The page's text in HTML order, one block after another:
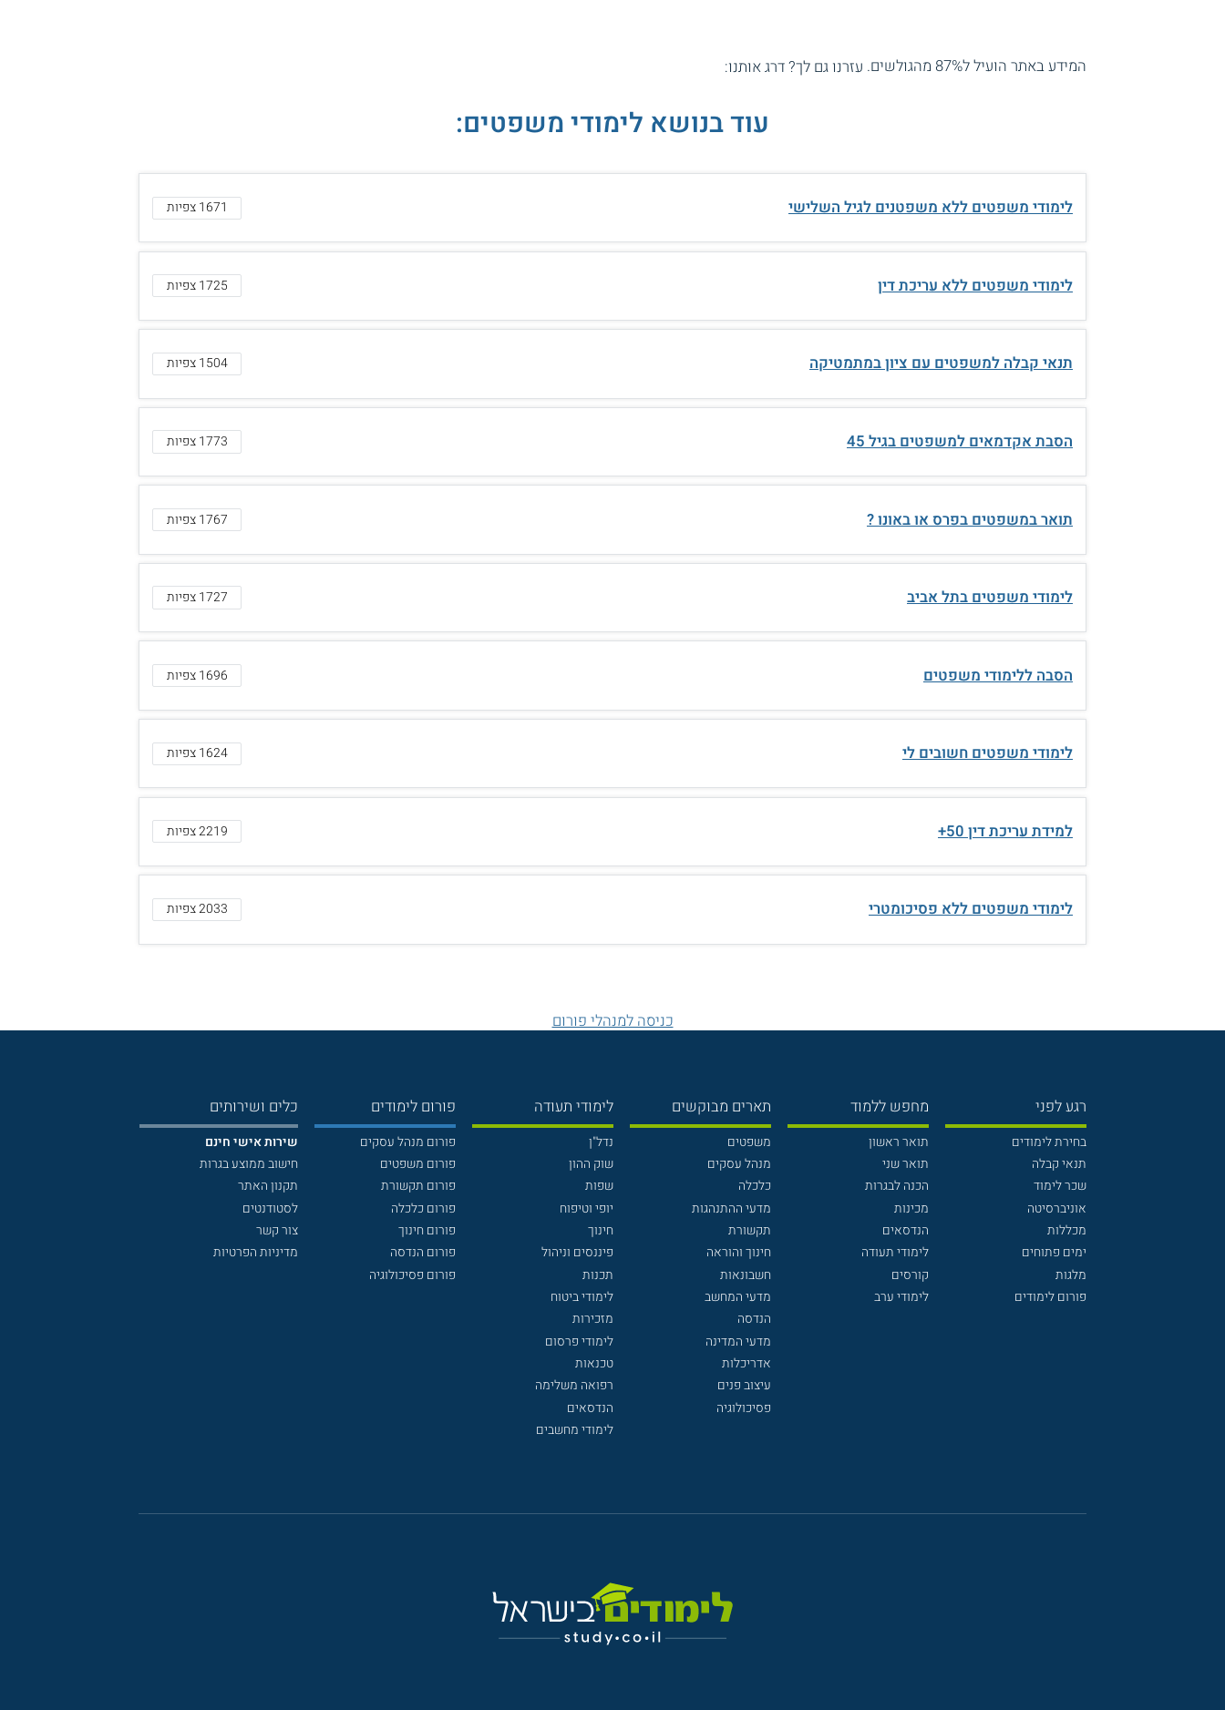
המידע באתר הועיל ל87% מהגולשים. עזרנו גם לך? דרג אותנו:
עוד בנושא לימודי משפטים:
לימודי משפטים ללא משפטנים לגיל השלישי 1671 צפיות
לימודי משפטים ללא עריכת דין 1725 צפיות
תנאי קבלה למשפטים עם ציון במתמטיקה 1504 צפיות
הסבת אקדמאים למשפטים בגיל 45 1773 צפיות
תואר במשפטים בפרס או באונו ? 1767 צפיות
לימודי משפטים בתל אביב 1727 צפיות
הסבה ללימודי משפטים 1696 צפיות
לימודי משפטים חשובים לי 1624 צפיות
למידת עריכת דין 50+ 2219 צפיות
לימודי משפטים ללא פסיכומטרי 2033 צפיות
כניסה למנהלי פורום
רגע לפני
בחירת לימודים
תנאי קבלה
שכר לימוד
אוניברסיטה
מכללות
ימים פתוחים
מלגות
פורום לימודים
מחפש ללמוד
תואר ראשון
תואר שני
הכנה לבגרות
מכינות
הנדסאים
לימודי תעודה
קורסים
לימודי ערב
תארים מבוקשים
משפטים
מנהל עסקים
כלכלה
מדעי ההתנהגות
תקשורת
חינוך והוראה
חשבונאות
מדעי המחשב
הנדסה
מדעי המדינה
אדריכלות
עיצוב פנים
פסיכולוגיה
לימודי תעודה
נדל"ן
שוק ההון
שפות
יופי וטיפוח
חינוך
פיננסים וניהול
תכנות
לימודי ביטוח
מזכירות
לימודי פרסום
טכנאות
רפואה משלימה
הנדסאים
לימודי מחשבים
פורום לימודים
פורום מנהל עסקים
פורום משפטים
פורום תקשורת
פורום כלכלה
פורום חינוך
פורום הנדסה
פורום פסיכולוגיה
כלים ושירותים
שירות אישי חינם
חישוב ממוצע בגרות
תקנון האתר
לסטודנטים
צור קשר
מדיניות הפרטיות